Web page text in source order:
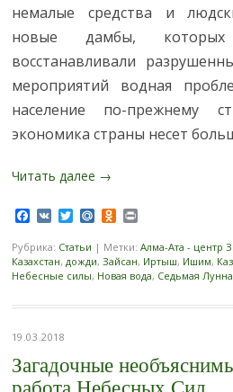
немалые средства и
новые дамбы,
восстанавливали
мероприятий водная
население по-прежнему
экономика страны несет
Читать далее →
Facebook
VKTwitterMail.RuOdnoklassniki
Print
Рубрика: Статьи | Метки: Алма-Ата - центр
Казахстан, дожди, Зайсан, Иртыш, Ишим,
Небесные силы, Новая вода, Седьмая
19.03.2018
Загадочные